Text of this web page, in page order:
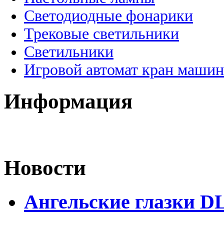
Светодиодные фонарики
Трековые светильники
Светильники
Игровой автомат кран
Информация
Новости
Ангельские глазки